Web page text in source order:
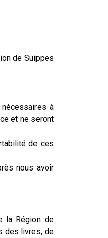
de Suippes
à
et ne seront
de ces
nous avoir
la Région de
des livres, de